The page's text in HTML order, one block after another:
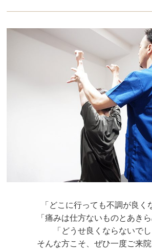
「どこに行っても不調が良く
「痛みは仕方ないものとあきら
「どうせ良くならないでし
そんな方こそ、ぜひ一度ご来院